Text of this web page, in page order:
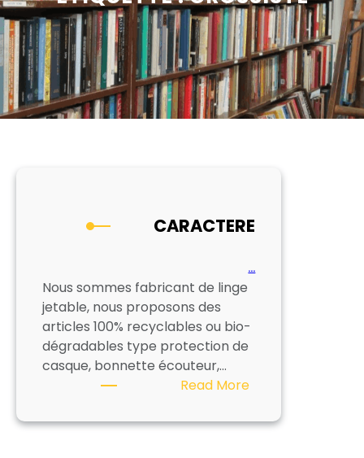
CARACTERE
…
Nous sommes fabricant de linge
jetable, nous proposons des
articles 100% recyclables ou bio-
dégradables type protection de
casque, bonnette écouteur,…
Read More: